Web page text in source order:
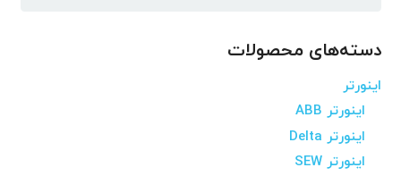
دسته‌های محصولات
اینورتر
اینورتر ABB
اینورتر Delta
اینورتر SEW